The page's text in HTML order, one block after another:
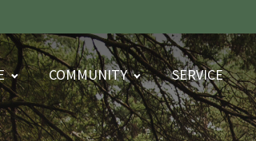
COMMUNITY SERVICE